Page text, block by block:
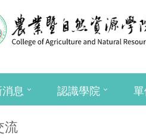
息 認識學院
流